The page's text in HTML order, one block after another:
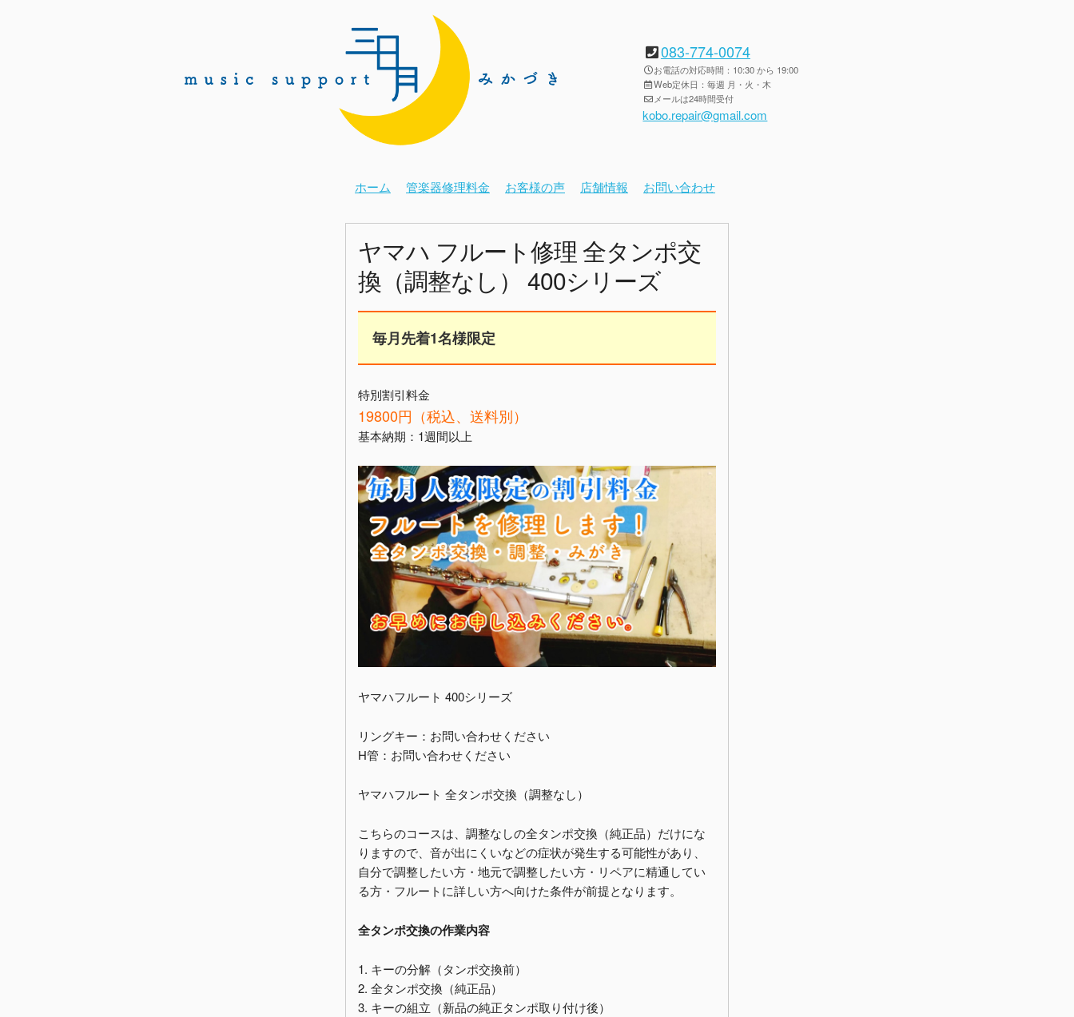
083-774-0074
お電話の対応時間：10:30 から 19:00
Web定休日：毎週 月・火・木
メールは24時間受付
kobo.repair@gmail.com
ホーム 管楽器修理料金 お客様の声 店舗情報 お問い合わせ
ヤマハ フルート修理 全タンポ交
換（調整なし） 400シリーズ
毎月先着1名様限定
特別割引料金
19800円（税込、送料別）
基本納期：1週間以上
ヤマハフルート 400シリーズ
リングキー：お問い合わせください
H管：お問い合わせください
ヤマハフルート 全タンポ交換（調整なし）
こちらのコースは、調整なしの全タンポ交換（純正品）だけにな
りますので、音が出にくいなどの症状が発生する可能性があり、
自分で調整したい方・地元で調整したい方・リペアに精通してい
る方・フルートに詳しい方へ向けた条件が前提となります。
全タンポ交換の作業内容
1. キーの分解（タンポ交換前）
2. 全タンポ交換（純正品）
3. キーの組立（新品の純正タンポ取り付け後）